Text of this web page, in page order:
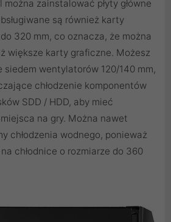
zainstalować płyty główne
są również karty
320 mm, co oznacza, że można
większe karty graficzne. Możesz
siedem wentylatorów 120/140 mm,
chłodzenie komponentów
SDD / HDD, aby mieć
na gry. Można nawet
chłodzenia wodnego, ponieważ
chłodnice o rozmiarze do 360